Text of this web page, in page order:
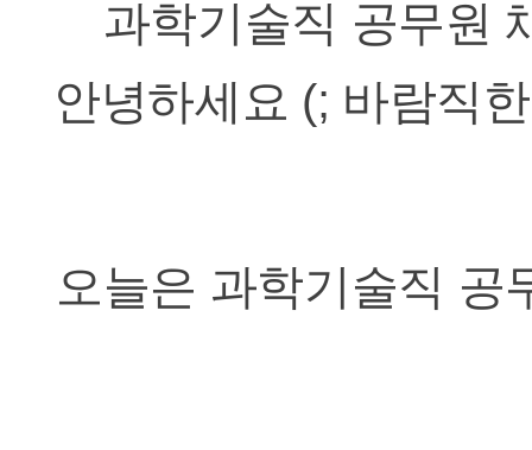
과학기술직 공무원
안녕하세요 (; 바람직
오늘은 과학기술직 공